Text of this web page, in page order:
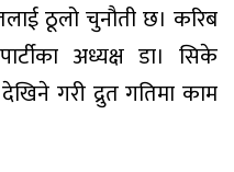
ठूलो चुनौती छ। करिब
अध्यक्ष डा। सिके
गरी द्रुत गतिमा काम